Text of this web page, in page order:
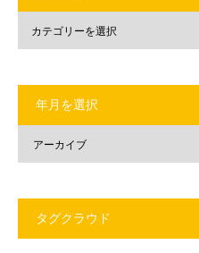
年月を選択
タグクラウド